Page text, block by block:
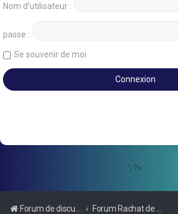
Nom d’utilisateur :
passe :
Se souvenir de moi
'; ?>
Forum de discussions sur le Regroupement de Crédits et le Rachat de Crédits